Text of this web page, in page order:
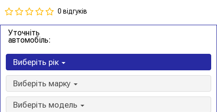
0 відгуків
Уточніть
автомобіль:
Виберіть рік
Виберіть марку
Виберіть модель